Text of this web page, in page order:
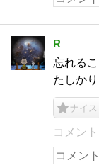
R
忘れる
たしかり
ナイス
コメン